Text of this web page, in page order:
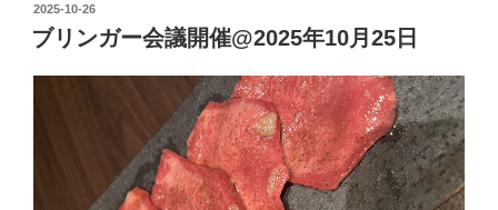
投
稿
日:
2025-10-26
ブリンガー会議開催@2025年10月25日